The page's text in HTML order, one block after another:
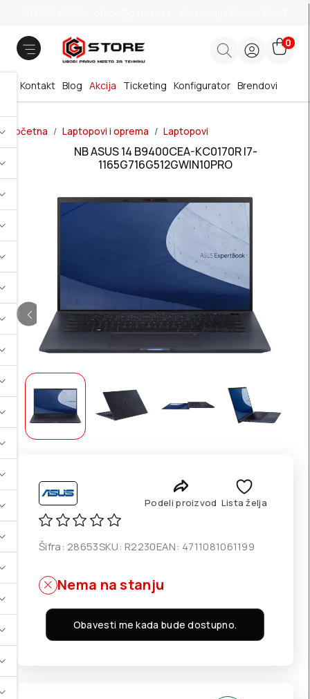
0
Brendovi
Blog Akcija
Kontakt Ticketing Konfigurator
Početna Laptopovi i oprema Laptopovi
NB ASUS 14 B9400CEA-KC0170R I7-
1165G716G512GWIN10PRO
Podeli proizvod Lista želja
Šifra: 28653SKU: R2230EAN: 4711081061199
Nema na stanju
Obavesti me kada bude dostupno.